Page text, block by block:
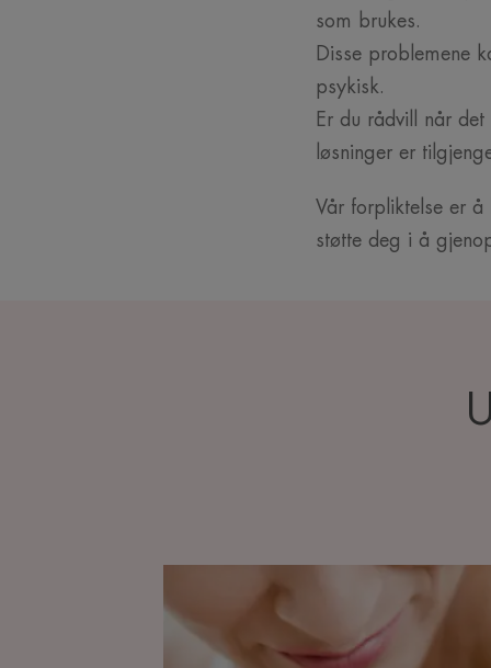
som brukes.
Disse problemene
psykisk.
Er du rådvill når
løsninger er
Vår forpliktelse er å
støtte deg i å
din
under
behandlinger